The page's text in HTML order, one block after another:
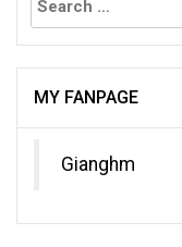
for:
MY FANPAGE
Gianghm